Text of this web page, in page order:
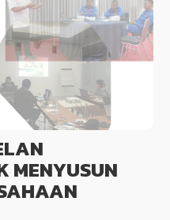
MENYUSUN